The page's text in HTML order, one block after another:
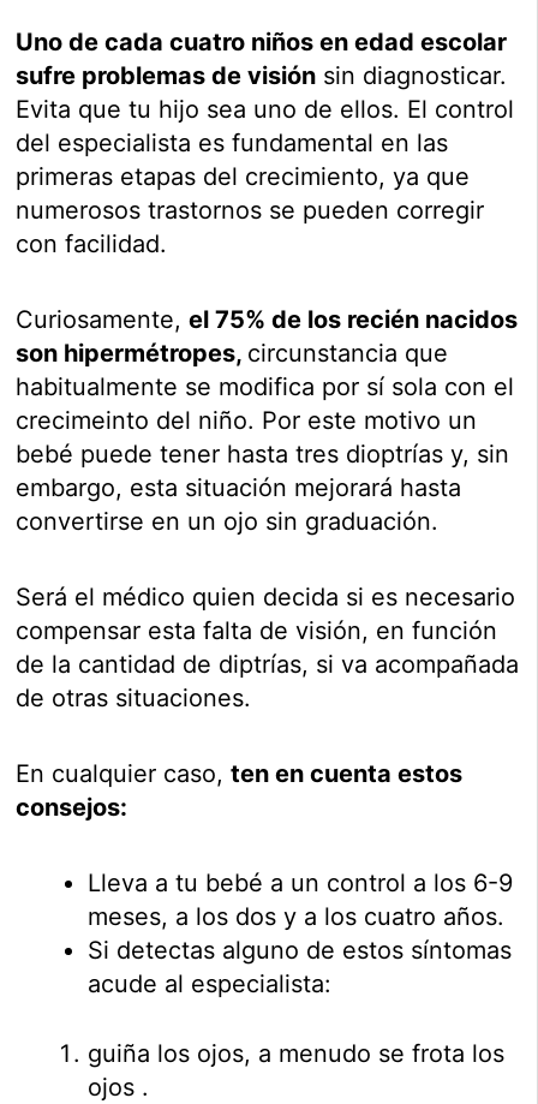
Uno de cada cuatro niños en edad escolar
sufre problemas de visión sin diagnosticar.
Evita que tu hijo sea uno de ellos. El control
del especialista es fundamental en las
primeras etapas del crecimiento, ya que
numerosos trastornos se pueden corregir
con facilidad.
Curiosamente,el 75% de los recién nacidos
son hipermétropes, circunstancia que
habitualmente se modifica por sí sola con el
crecimeinto del niño. Por este motivo un
bebé puede tener hasta tres dioptrías y, sin
embargo, esta situación mejorará hasta
convertirse en un ojo sin graduación.
Será el médico quien decida si es necesario
compensar esta falta de visión, en función
de la cantidad de diptrías, si va acompañada
de otras situaciones.
En cualquier caso,ten en cuenta estos
consejos:
Lleva a tu bebé a un control a los 6-9
meses, a los dos y a los cuatro años.
Si detectas alguno de estos síntomas
acude al especialista:
guiña los ojos, a menudo se frota los
ojos .